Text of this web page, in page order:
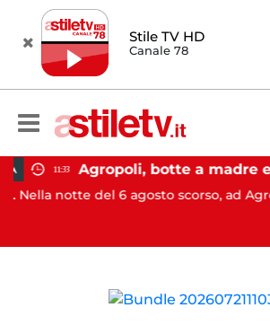
Stile TV HD
Canale 78
Agropoli, botte a madre e sorella per ottenere denaro: 31enne in carcere
agosto scorso, ad Agropoli